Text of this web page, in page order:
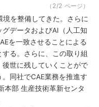
（2/2 ページ）
境を整備してきた。さらに
データおよびAI（人工知
を一致させることによる
る。さらに、この取り組
世に残していくことがで
同社でCAE業務を推進す
本部 生産技術革新センタ